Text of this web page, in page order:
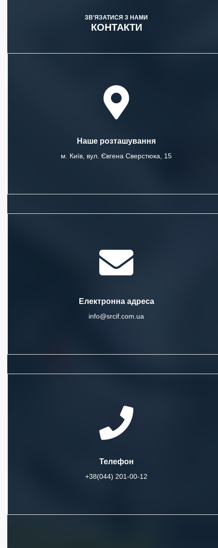
ЗВ'ЯЗАТИСЯ З НАМИ
КОНТАКТИ
Наше розташування
м. Київ, вул. Євгена Сверстюка, 15
Електронна адреса
info@srcif.com.ua
Телефон
+38(044) 201-00-12